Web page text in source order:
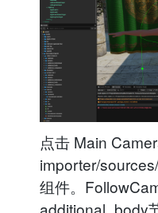
点击 Main
importer/
组件。